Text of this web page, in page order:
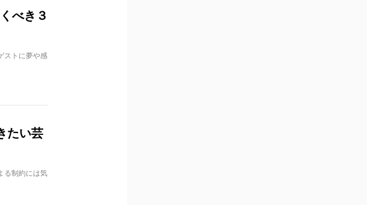
べき３
ストに夢や感
たい芸
る制約には気